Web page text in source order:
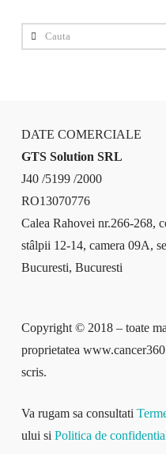
Cauta
DATE COMERCIALE
GTS Solution SRL
J40 /5199 /2000
RO13070776
Calea Rahovei nr.266-268,
stâlpii 12-14, camera 09A,
Bucuresti, Bucuresti
Copyright © 2018 – toate
proprietatea
scris.
Va rugam sa consultati
ului si Politica de